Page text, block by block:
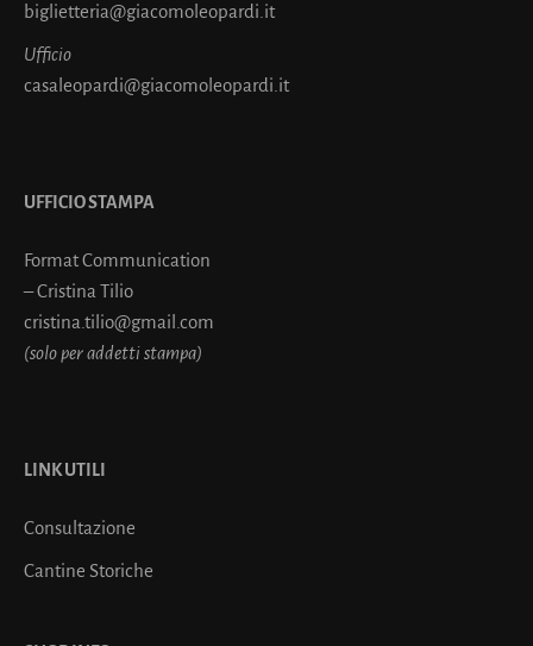
biglietteria@giacomoleopardi.it
Ufficio
casaleopardi@giacomoleopardi.it
UFFICIO STAMPA
Format Communication
– Cristina Tilio
cristina.tilio@gmail.com
(solo per addetti stampa)
LINK UTILI
Consultazione
Cantine Storiche